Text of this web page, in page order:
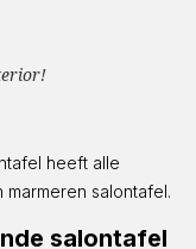
heeft alle
marmeren salontafel.
salontafel